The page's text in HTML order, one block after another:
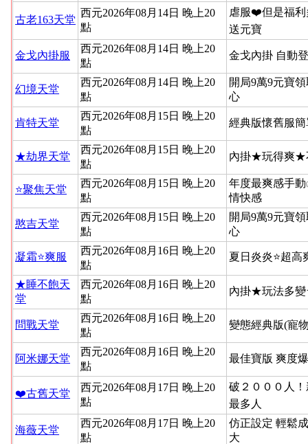
古老163天堂
西元2026年08月14日 晚上20
點
虐服❤️但是福
送元寶
金戈內掛服
西元2026年08月14日 晚上20
點
金戈內掛 自動
幻境天堂
西元2026年08月14日 晚上20
點
開局9萬9元寶
心
肯特天堂
西元2026年08月15日 晚上20
點
經典版懷舊服
★劫界天堂
西元2026年08月15日 晚上20
點
內掛★玩得爽★
⭐聚焦天堂
西元2026年08月15日 晚上20
點
年度最爽感手
情快感
憨吉天堂
西元2026年08月15日 晚上20
點
開局9萬9元寶
心
凝霜⭐爽服
西元2026年08月16日 晚上20
點
夏日炎炎⭐超高
★睡不飽天
堂
西元2026年08月16日 晚上20
點
內掛★玩法多
問戰天堂
西元2026年08月16日 晚上20
點
變態經典版(寵
阿米娜天堂
西元2026年08月16日 晚上20
點
最佳寶版 爽度
❤️古舊天堂
西元2026年08月17日 晚上20
點
破２０００人
最多人
海薇天堂
西元2026年08月17日 晚上20
點
仿正設定 輕鬆
大